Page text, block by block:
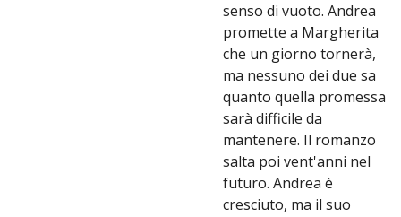
senso di vuoto. Andrea
promette a Margherita
che un giorno tornerà,
ma nessuno dei due sa
quanto quella promessa
sarà difficile da
mantenere. Il romanzo
salta poi vent'anni nel
futuro. Andrea è
cresciuto, ma il suo